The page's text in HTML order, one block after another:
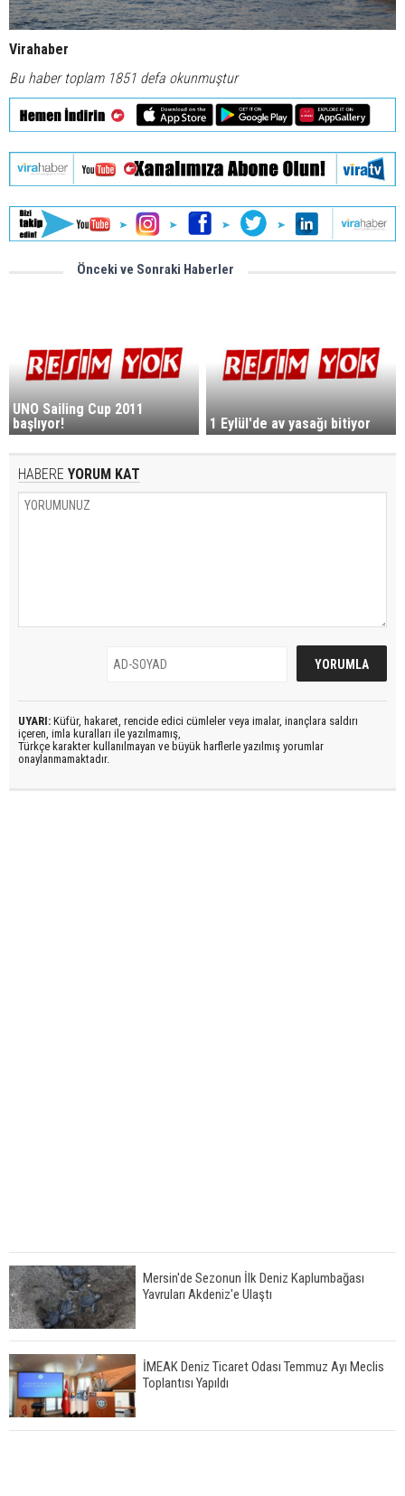
Virahaber
Bu haber toplam 1851 defa okunmuştur
Önceki ve Sonraki Haberler
UNO Sailing Cup 2011
başlıyor!
1 Eylül'de av yasağı bitiyor
HABERE YORUM KAT
UYARI: Küfür, hakaret, rencide edici cümleler veya imalar, inançlara saldırı
içeren, imla kuralları ile yazılmamış,
Türkçe karakter kullanılmayan ve büyük harflerle yazılmış yorumlar
onaylanmamaktadır.
Mersin'de Sezonun İlk Deniz Kaplumbağası
Yavruları Akdeniz'e Ulaştı
İMEAK Deniz Ticaret Odası Temmuz Ayı Meclis
Toplantısı Yapıldı